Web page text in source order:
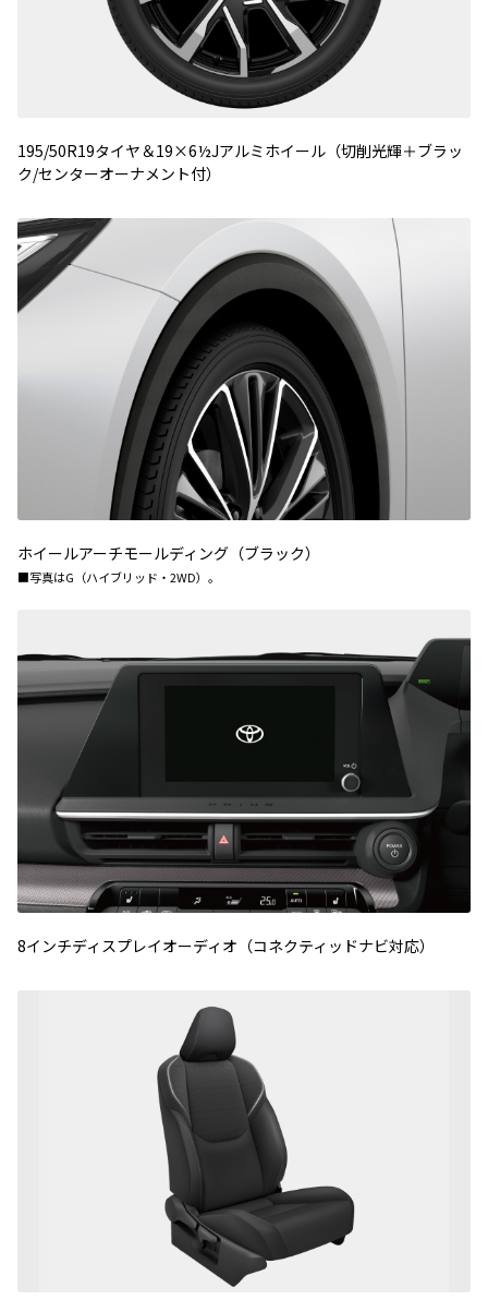
195/50R19タイヤ＆19×6½Jアルミホイール（切削光輝＋ブラッ
ク/センターオーナメント付）
ホイールアーチモールディング（ブラック）
■写真はG（ハイブリッド・2WD）。
8インチディスプレイオーディオ（コネクティッドナビ対応）